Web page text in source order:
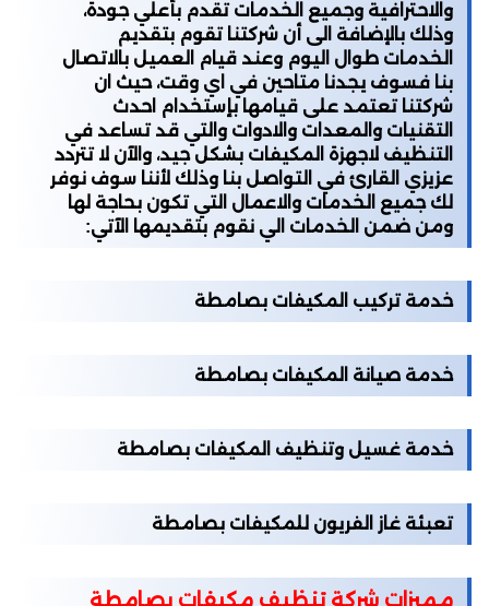
والاحترافية وجميع الخدمات تقدم بأعلي جودة،
وذلك بالإضافة الى أن شركتنا تقوم بتقديم
الخدمات طوال اليوم وعند قيام العميل بالاتصال
بنا فسوف يجدنا متاحين في اي وقت، حيث ان
شركتنا تعتمد على قيامها بإستخدام احدث
التقنيات والمعدات والادوات والتي قد تساعد في
التنظيف لاجهزة المكيفات بشكل جيد، والآن لا تتردد
عزيزي القارئ في التواصل بنا وذلك لأننا سوف نوفر
لك جميع الخدمات والاعمال التي تكون بحاجة لها
ومن ضمن الخدمات الي نقوم بتقديمها الآتي:
خدمة تركيب المكيفات بصامطة
خدمة صيانة المكيفات بصامطة
خدمة غسيل وتنظيف المكيفات بصامطة
تعبئة غاز الفريون للمكيفات بصامطة
مميزات شركة تنظيف مكيفات بصامطة